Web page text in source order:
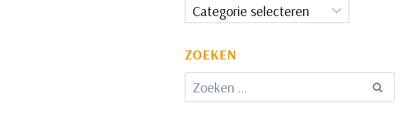
Categorieën
ZOEKEN
Zoeken
naar: